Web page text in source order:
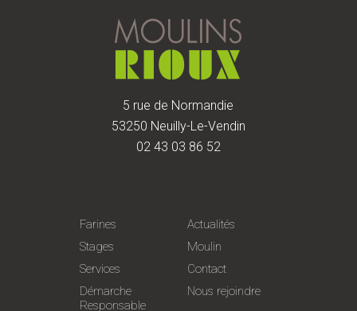
5 rue de Normandie
53250 Neuilly-Le-Vendin
02 43 03 86 52
Farines
Actualités
Stages
Moulin
Services
Contact
Démarche
Responsable
Nous rejoindre